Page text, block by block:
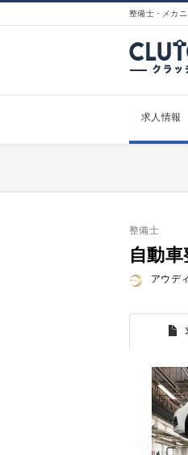
整備士・メカ
求人情報
整備士
自動
アウデ